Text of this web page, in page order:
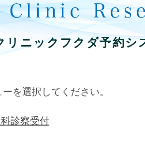
リニックフクダ予約シ
を選択してください。
診察受付